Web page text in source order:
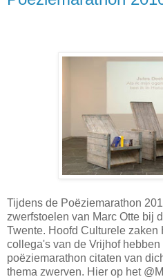
Tijdens de Poëziemarathon
zwerfstoelen van Marc Otte bij
Twente. Hoofd Culturele zaken
collega's van de Vrijhof
poëziemarathon citaten van
thema zwerven. Hier op het